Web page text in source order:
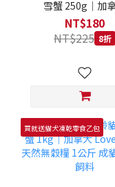
雪蟹 250g｜加
Loveabowl 天然無
250克 成犬 無穀狗
NT$180
NT$225 8折
買就送貓犬凍乾零食乙包